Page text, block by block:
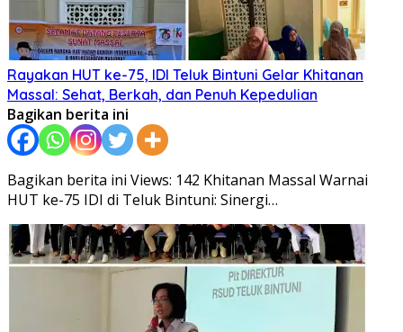
Rayakan HUT ke-75, IDI Teluk Bintuni Gelar Khitanan
Massal: Sehat, Berkah, dan Penuh Kepedulian
Bagikan berita ini
Bagikan berita ini Views: 142 Khitanan Massal Warnai
HUT ke-75 IDI di Teluk Bintuni: Sinergi…